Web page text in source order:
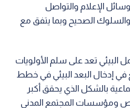
الإعلام والتواصل
الصحيح وبما يتفق مع
البيئي تعد على سلم الأولويات
في إدخال البعد البيئي في خطط
بالشكل الذي يحقق أكبر
ومؤسسات المجتمع المدني